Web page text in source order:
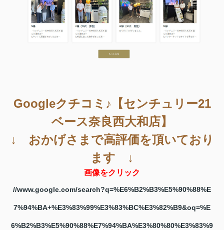
Googleクチコミ♪【センチュリー21
ベース奈良西大和店】
↓ おかげさまで高評価を頂いており
ます ↓
画像をクリック
//www.google.com/search?q=%E6%B2%B3%E5%90%88%E
7%94%BA+%E3%83%99%E3%83%BC%E3%82%B9&oq=%E
6%B2%B3%E5%90%88%E7%94%BA%E3%80%80%E3%83%9